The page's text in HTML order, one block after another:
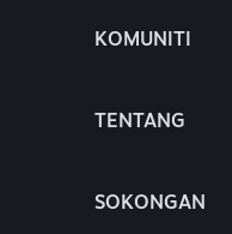
KOMUNITI
TENTANG
SOKONGAN